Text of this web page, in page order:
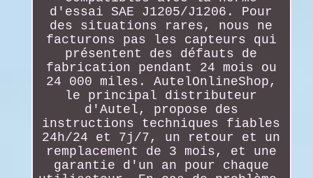
d'essai SAE J1205/J1206. Pour
des situations rares, nous ne
facturons pas les capteurs qui
présentent des défauts de
fabrication pendant 24 mois ou
24 000 miles. AutelOnlineShop,
le principal distributeur
d'Autel, propose des
instructions techniques fiables
24h/24 et 7j/7, un retour et un
remplacement de 3 mois, et une
garantie d'un an pour chaque